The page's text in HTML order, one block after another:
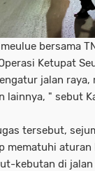
bersama
Ketupat
jalan
lainnya, " sebut
tersebut,
mematuhi
kebutan di